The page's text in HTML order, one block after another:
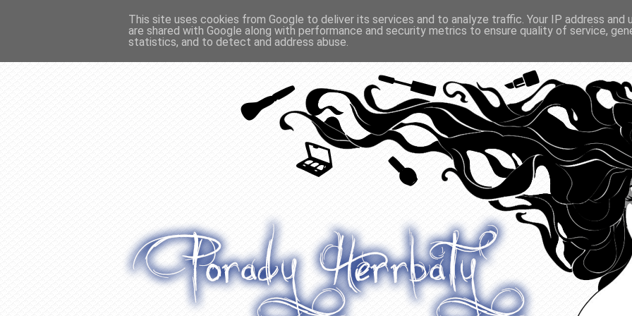
O WŁOSACH RECENZJE WYWIADY O ODŻYWIANIU GADŻETY KONKURSY POLECANE
This site uses cookies from Google to deliver its services and to analyze traffic. Your IP address and
are shared with Google along with performance and security metrics to ensure quality of service,
statistics, and to detect and address abuse.